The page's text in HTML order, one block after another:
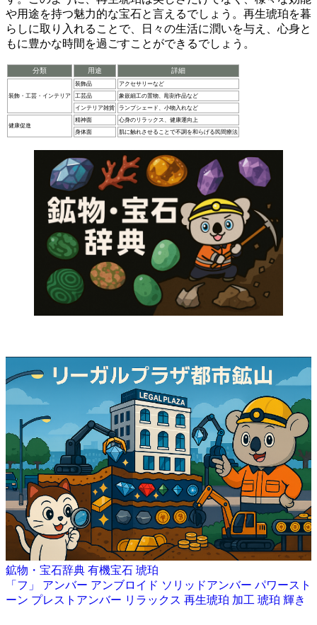
や用途を持つ魅力的な宝石と言えるでしょう。再生琥珀を暮
らしに取り入れることで、日々の生活に潤いを与え、心身と
もに豊かな時間を過ごすことができるでしょう。
分類 用途 詳細
装飾・工芸・インテリア
装飾品
アクセサリーなど
工芸品
象嵌細工の置物、彫刻作品など
インテリア雑貨
ランプシェード、小物入れなど
健康促進
精神面
心身のリラックス、健康運向上
身体面
肌に触れさせることで不調を和らげる民間療法
鉱物・宝石辞典 有機宝石 琥珀
「フ」 アンバー アンブロイド ソリッドアンバー パワースト
ーン プレストアンバー リラックス 再生琥珀 加工 琥珀 輝き